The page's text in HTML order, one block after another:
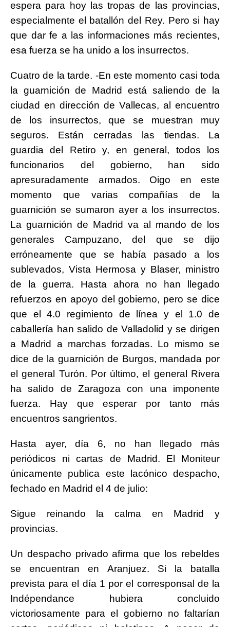
espera para hoy las tropas de las provincias,
especialmente el batallón del Rey. Pero si hay
que dar fe a las informaciones más recientes,
esa fuerza se ha unido a los insurrectos.
Cuatro de la tarde. -En este momento casi toda
la guarnición de Madrid está saliendo de la
ciudad en dirección de Vallecas, al encuentro
de los insurrectos, que se muestran muy
seguros. Están cerradas las tiendas. La
guardia del Retiro y, en general, todos los
funcionarios del gobierno, han sido
apresuradamente armados. Oigo en este
momento que varias compañías de la
guarnición se sumaron ayer a los insurrectos.
La guarnición de Madrid va al mando de los
generales Campuzano, del que se dijo
erróneamente que se había pasado a los
sublevados, Vista Hermosa y Blaser, ministro
de la guerra. Hasta ahora no han llegado
refuerzos en apoyo del gobierno, pero se dice
que el 4.0 regimiento de línea y el 1.0 de
caballería han salido de Valladolid y se dirigen
a Madrid a marchas forzadas. Lo mismo se
dice de la guarnición de Burgos, mandada por
el general Turón. Por último, el general Rivera
ha salido de Zaragoza con una imponente
fuerza. Hay que esperar por tanto más
encuentros sangrientos.
Hasta ayer, día 6, no han llegado más
periódicos ni cartas de Madrid. El Moniteur
únicamente publica este lacónico despacho,
fechado en Madrid el 4 de julio:
Sigue reinando la calma en Madrid y
provincias.
Un despacho privado afirma que los rebeldes
se encuentran en Aranjuez. Si la batalla
prevista para el día 1 por el corresponsal de la
Indépendance hubiera concluido
victoriosamente para el gobierno no faltarían